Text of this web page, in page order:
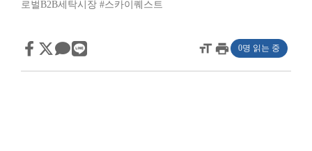
로벌B2B세탁시장 #스카이퀘스트
format_sizeprint 0명 읽는 중